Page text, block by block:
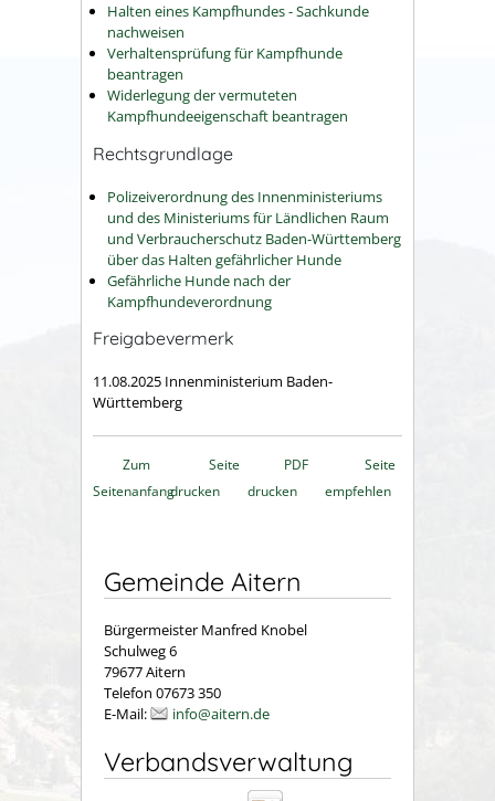
Halten eines Kampfhundes - Sachkunde
nachweisen
Verhaltensprüfung für Kampfhunde
beantragen
Widerlegung der vermuteten
Kampfhundeeigenschaft beantragen
Rechtsgrundlage
Polizeiverordnung des Innenministeriums
und des Ministeriums für Ländlichen Raum
und Verbraucherschutz Baden-Württemberg
über das Halten gefährlicher Hunde
Gefährliche Hunde nach der
Kampfhundeverordnung
Freigabevermerk
11.08.2025 Innenministerium Baden-
Württemberg
Zum
Seitenanfang
Seite
drucken
PDF
drucken
Seite
empfehlen
Gemeinde Aitern
Bürgermeister Manfred Knobel
Schulweg 6
79677 Aitern
Telefon 07673 350
E-Mail:
info@aitern.de
Verbandsverwaltung